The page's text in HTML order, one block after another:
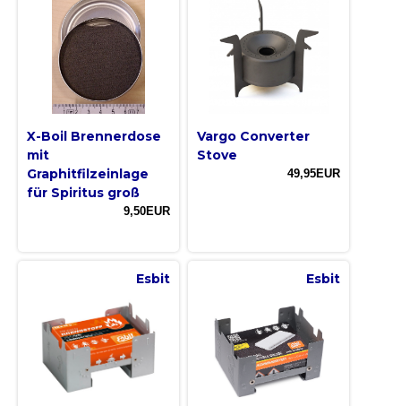
X-Boil Brennerdose
mit
Graphitfilzeinlage
für Spiritus groß
9,50EUR
Vargo Converter
Stove
49,95EUR
Esbit Esbit